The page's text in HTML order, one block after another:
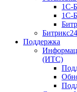
1С-
1С-
Поддержка
(ИТС)